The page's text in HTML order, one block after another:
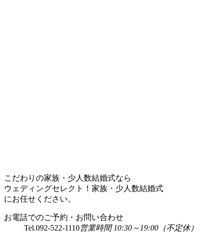
こだわりの家族・少人数結婚式なら
ウェディングセレクト！家族・少人数結婚式
にお任せください。
お電話でのご予約・お問い合わせ
Tel.092-522-1110営業時間 10:30～19:00（不定休）